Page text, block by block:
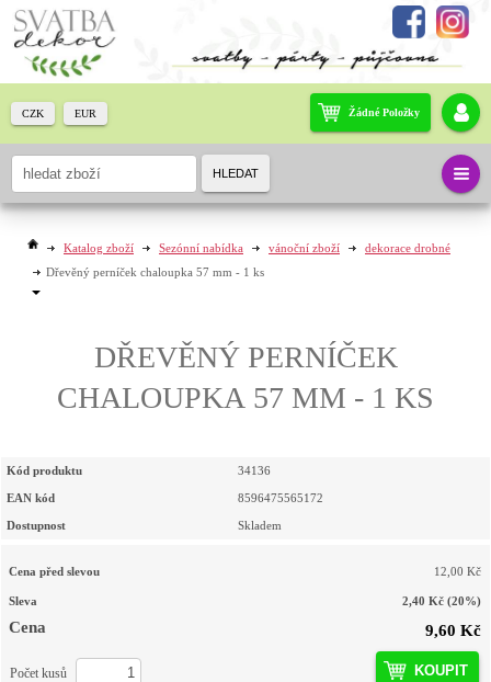
Katalog zboží Sezónní nabídka vánoční zboží
dekorace drobné
Dřevěný perníček chaloupka 57 mm - 1 ks
DŘEVĚNÝ PERNÍČEK
CHALOUPKA 57 MM - 1 KS
Kód produktu 34136
EAN kód 8596475565172
Dostupnost Skladem
Cena před slevou 12,00 Kč
Sleva 2,40 Kč (20%)
Cena 9,60 Kč
KOUPIT
Počet kusů
Žádné Položky
CZK EUR
HLEDAT